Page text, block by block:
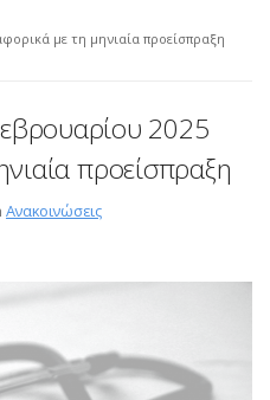
με τη μηνιαία προείσπραξη
2025
προείσπραξη
Ανακοινώσεις